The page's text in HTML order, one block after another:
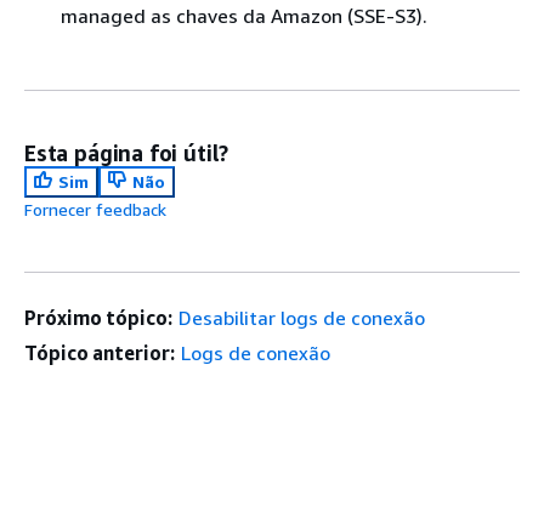
managed as chaves da Amazon (SSE-S3).
Esta página foi útil?
Sim
Não
Fornecer feedback
Próximo tópico: Desabilitar logs de conexão
Tópico anterior: Logs de conexão